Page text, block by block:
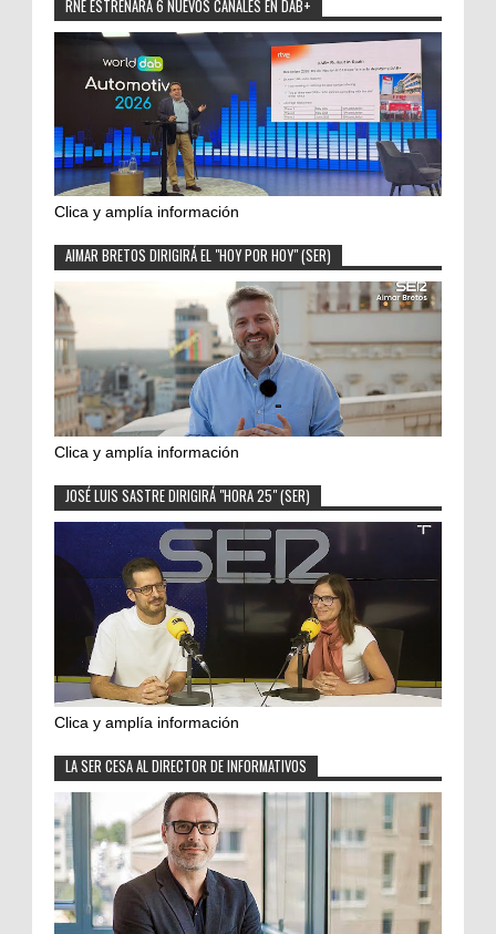
RNE ESTRENARÁ 6 NUEVOS CANALES EN DAB+
Clica y amplía información
AIMAR BRETOS DIRIGIRÁ EL "HOY POR HOY" (SER)
Clica y amplía información
JOSÉ LUIS SASTRE DIRIGIRÁ "HORA 25" (SER)
Clica y amplía información
LA SER CESA AL DIRECTOR DE INFORMATIVOS